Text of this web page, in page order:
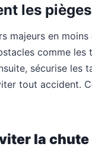
les
majeurs en moins
comme les
sécurise les
tout accident.
la